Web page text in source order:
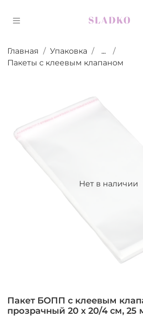
Главная Упаковка
...
Пакеты с клеевым клапаном
Нет в наличии
Пакет БОПП с клеевым
прозрачный 20 х 20/4 см, 25